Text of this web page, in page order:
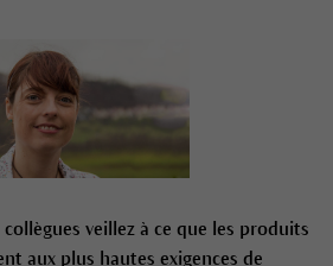
collègues veillez à ce que les produits
aux plus hautes exigences de